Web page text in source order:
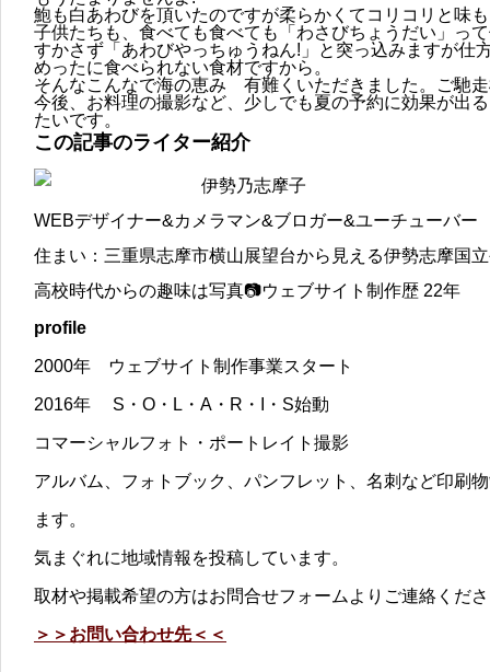
鮑も白あわびを頂いたのですが柔らかくてコリコリと味
子供たちも、食べても食べても「わさびちょうだい」っ
すかさず「あわびやっちゅうねん!」と突っ込みますが仕
めったに食べられない食材ですから。
そんなこんなで海の恵み 有難くいただきました。ご馳
今後、お料理の撮影など、少しでも夏の予約に効果が出
たいです。
この記事のライター紹介
伊勢乃志摩子
WEBデザイナー&カメラマン&ブロガー&ユーチューバー
住まい：三重県志摩市横山展望台から見える伊勢志摩国
高校時代からの趣味は写真📷ウェブサイト制作歴 22年
profile
2000年 ウェブサイト制作事業スタート
2016年 S・O・L・A・R・I・S始動
コマーシャルフォト・ポートレイト撮影
アルバム、フォトブック、パンフレット、名刺など印刷
ます。
気まぐれに地域情報を投稿しています。
取材や掲載希望の方はお問合せフォームよりご連絡くだ
＞＞お問い合わせ先＜＜